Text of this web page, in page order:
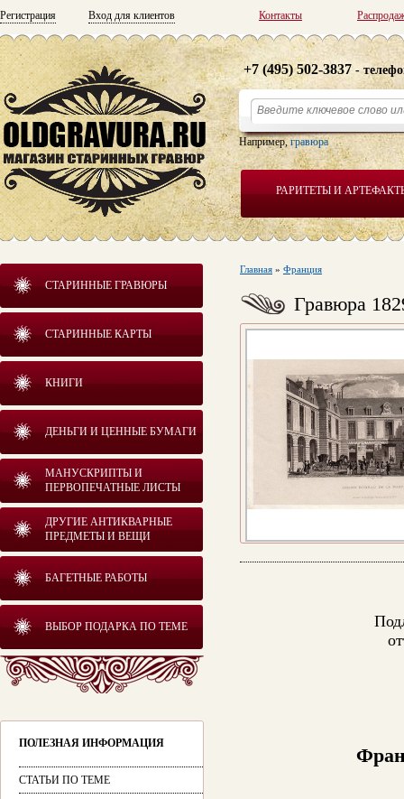
Регистрация Вход для клиентов Контакты
РАРИТЕТЫ И
+7 (495) 502-3837 -
Например,гравюра
СТАРИННЫЕ ГРАВЮРЫ
СТАРИННЫЕ КАРТЫ
КНИГИ
ДЕНЬГИ И ЦЕННЫЕ БУМАГИ
МАНУСКРИПТЫ И
ПЕРВОПЕЧАТНЫЕ ЛИСТЫ
ДРУГИЕ АНТИКВАРНЫЕ
ПРЕДМЕТЫ И ВЕЩИ
БАГЕТНЫЕ РАБОТЫ
ВЫБОР ПОДАРКА ПО ТЕМЕ
ПОЛЕЗНАЯ ИНФОРМАЦИЯ
СТАТЬИ ПО ТЕМЕ
Главная » Франция
Гравюра